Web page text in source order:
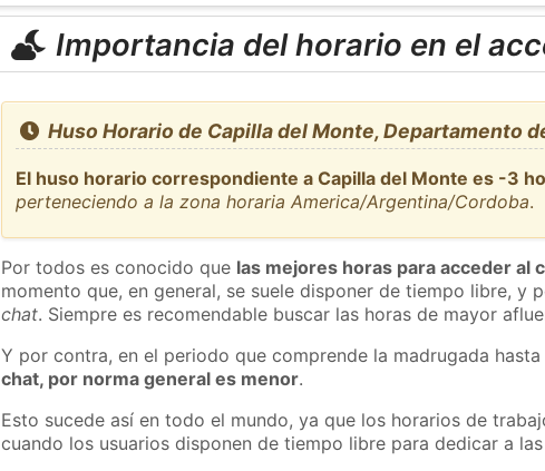
Importancia del horario en el
Huso Horario de Capilla del Monte, Departamento
El huso horario correspondiente a Capilla del Monte es -3
perteneciendo a la zona horaria America/Argentina/Cordoba.
Por todos es conocido que las mejores horas para acceder al
momento que, en general, se suele disponer de tiempo libre, y
chat. Siempre es recomendable buscar las horas de mayor
Y por contra, en el periodo que comprende la madrugada
chat, por norma general es menor.
Esto sucede así en todo el mundo, ya que los horarios de
cuando los usuarios disponen de tiempo libre para dedicar a